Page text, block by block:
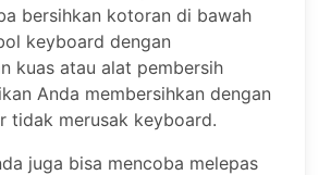
bersihkan kotoran di bawah
keyboard dengan
kuas atau alat pembersih
Anda membersihkan dengan
tidak merusak keyboard.
juga bisa mencoba melepas